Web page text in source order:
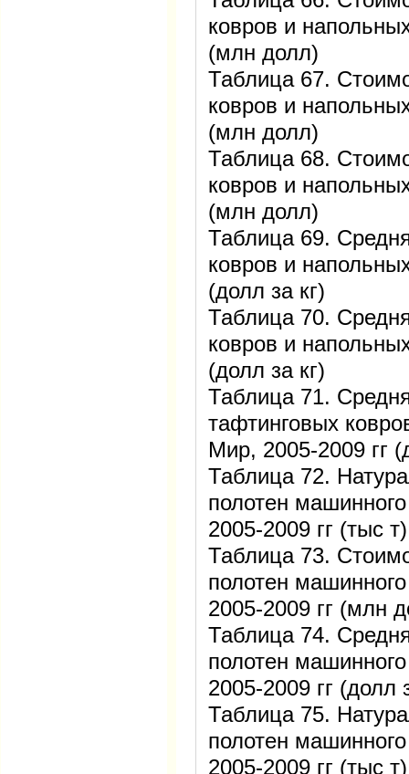
ковров и
(млн долл)
Таблица 67.
ковров и
(млн долл)
Таблица 68.
ковров и
(млн долл)
Таблица 69.
ковров и
(долл за кг)
Таблица 70.
ковров и
(долл за кг)
Таблица 71.
тафтинговых
Мир, 2005-2009 гг
Таблица 72.
полотен
2005-2009 гг (тыс т)
Таблица 73.
полотен
2005-2009 гг (млн
Таблица 74.
полотен
2005-2009 гг (долл
Таблица 75.
полотен
2005-2009 гг (тыс т)